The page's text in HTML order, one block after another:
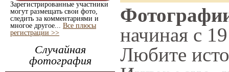
Зарегистрированные участники
могут размещать свои фото,
следить за комментариями и
многое другое... Все плюсы
регистрации >>
Случайная
фотография
начиная с
Любите